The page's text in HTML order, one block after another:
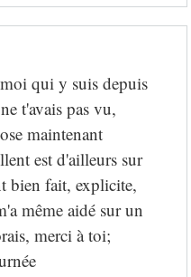
qui y suis depuis
t'avais pas vu,
maintenant
est d'ailleurs sur
bien fait, explicite,
même aidé sur un
merci à toi;